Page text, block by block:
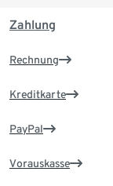
Zahlung
Rechnung
Kreditkarte
PayPal
Vorauskasse